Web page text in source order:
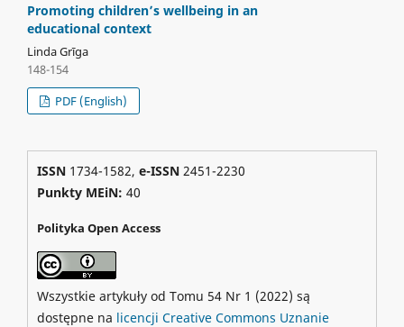
Promoting children’s wellbeing in an
educational context
Linda Grīga
148-154
PDF (English)
ISSN1734-1582, e-ISSN2451-2230
Punkty MEiN: 40
Polityka Open Access
Wszystkie artykuły od Tomu 54 Nr 1 (2022) są
dostępne na licencji Creative Commons Uznanie